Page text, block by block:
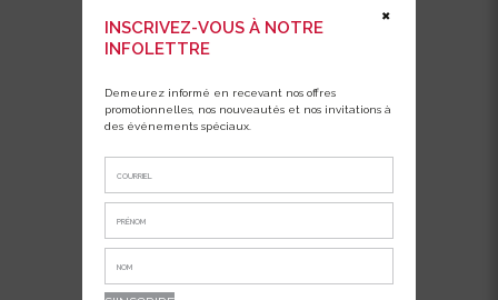
INSCRIVEZ-VOUS À NOTRE
INFOLETTRE
Demeurez informé en recevant nos offres
promotionnelles, nos nouveautés et nos invitations à
des événements spéciaux.
✖